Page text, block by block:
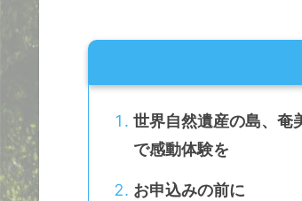
世界自然遺産の島、奄
で感動体験を
お申込みの前に